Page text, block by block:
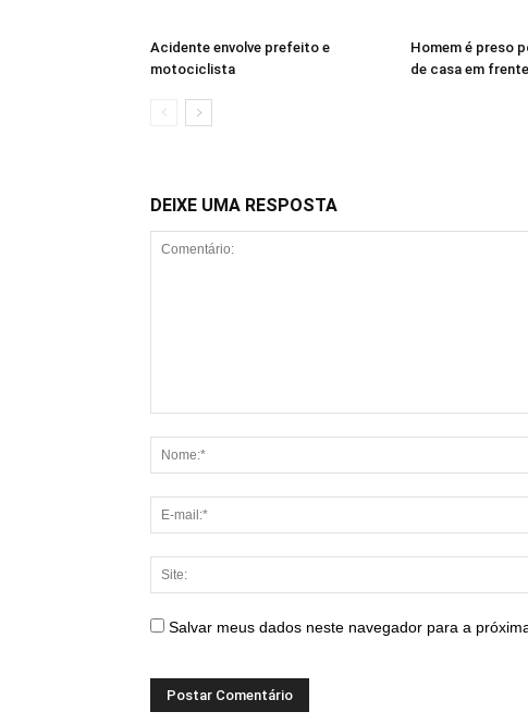
Acidente envolve prefeito e
motociclista
Homem é preso
de casa em
DEIXE UMA RESPOSTA
Salvar meus dados neste navegador para a